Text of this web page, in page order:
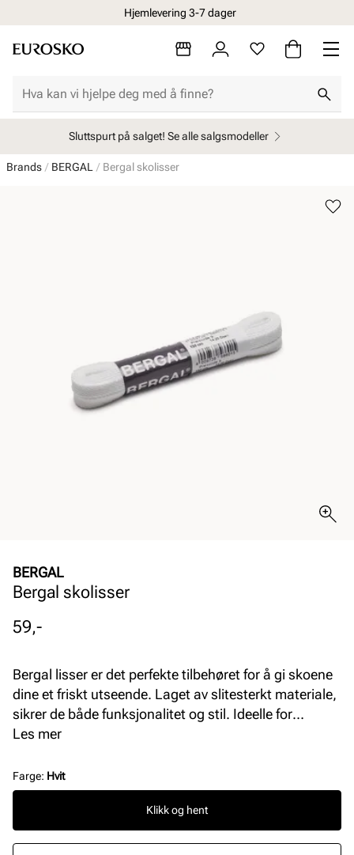
Hjemlevering 3-7 dager
Sluttspurt på salget! Se alle salgsmodeller
Brands BERGAL Bergal skolisser
BERGAL
Bergal skolisser
Pris
59,-
Bergal lisser er det perfekte tilbehøret for å gi skoene
dine et friskt utseende. Laget av slitesterkt materiale,
sikrer de både funksjonalitet og stil. Ideelle for
hverdagsbruk, disse lissene kombinerer kvalitet med
Les mer
Farge: Hvit
Klikk og hent